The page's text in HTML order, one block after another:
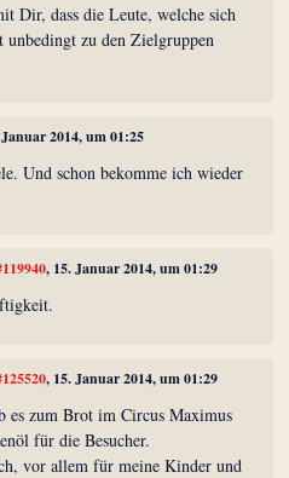
Dir, dass die Leute, welche sich
unbedingt zu den Zielgruppen
2014, um 01:25
Und schon bekomme ich wieder
, 15. Januar 2014, um 01:29
, 15. Januar 2014, um 01:29
es zum Brot im Circus Maximus
für die Besucher.
vor allem für meine Kinder und